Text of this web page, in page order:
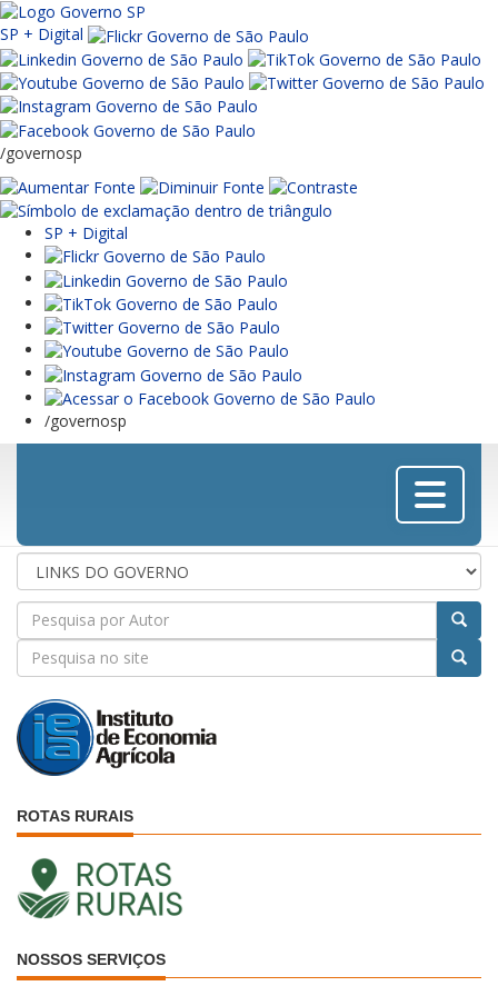
SP + Digital
/governosp
SP + Digital
/governosp
Menu
ROTAS RURAIS
NOSSOS SERVIÇOS